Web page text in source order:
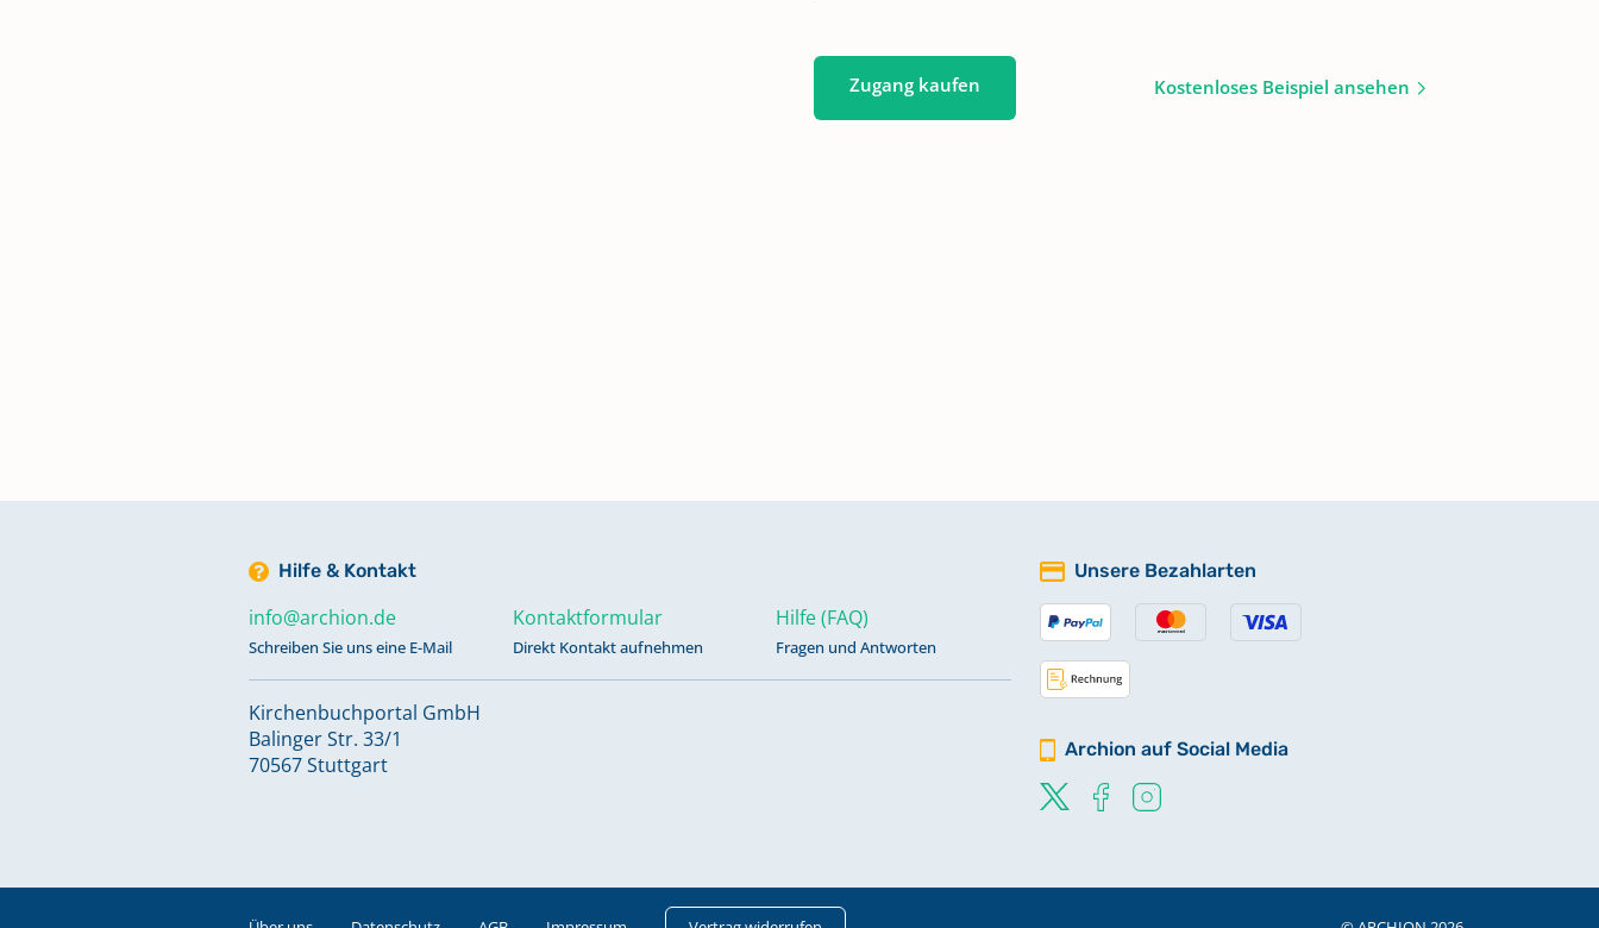
1656 - 1730; Abendmahl 1697 - 1730
Taufen 1731 - 1810; Trauungen 1731 -
Taufen 1811 - 1863; Trauungen 1811 -
1863; Bestattungen 1811 - 1863
Taufen 1897 - 1931
Zugang kaufen Kostenloses Beispiel ansehen
Hilfe & Kontakt
info@archion.de
Schreiben Sie uns eine E-Mail
Kontaktformular
Direkt Kontakt aufnehmen
Hilfe (FAQ)
Fragen und Antworten
Kirchenbuchportal GmbH
Balinger Str. 33/1
70567 Stuttgart
Unsere Bezahlarten
Archion auf Social Media